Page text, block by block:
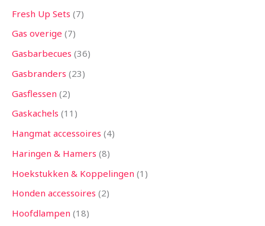
Fresh Up Sets 7
Gas overige 7
Gasbarbecues 36
Gasbranders 23
Gasflessen 2
Gaskachels 11
Hangmat accessoires 4
Haringen & Hamers 8
Hoekstukken & Koppelingen 1
Honden accessoires 2
Hoofdlampen 18